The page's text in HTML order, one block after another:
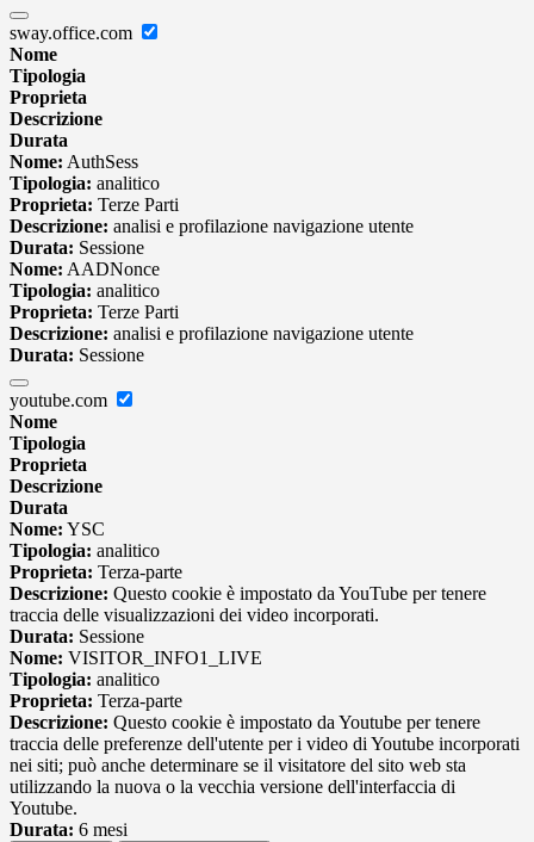
sway.office.com
Nome
Tipologia
Proprieta
Descrizione
Durata
Nome: AuthSess
Tipologia: analitico
Proprieta: Terze Parti
Descrizione: analisi e profilazione navigazione utente
Durata: Sessione
Nome: AADNonce
Tipologia: analitico
Proprieta: Terze Parti
Descrizione: analisi e profilazione navigazione utente
Durata: Sessione
youtube.com
Nome
Tipologia
Proprieta
Descrizione
Durata
Nome: YSC
Tipologia: analitico
Proprieta: Terza-parte
Descrizione: Questo cookie è impostato da YouTube per tenere
traccia delle visualizzazioni dei video incorporati.
Durata: Sessione
Nome: VISITOR_INFO1_LIVE
Tipologia: analitico
Proprieta: Terza-parte
Descrizione: Questo cookie è impostato da Youtube per tenere
traccia delle preferenze dell'utente per i video di Youtube incorporati
nei siti; può anche determinare se il visitatore del sito web sta
utilizzando la nuova o la vecchia versione dell'interfaccia di
Youtube.
Durata: 6 mesi